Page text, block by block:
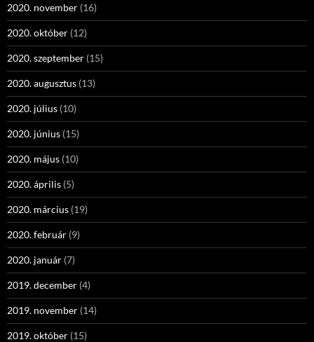
2020. november (16)
2020. október (12)
2020. szeptember (15)
2020. augusztus (13)
2020. július (10)
2020. június (15)
2020. május (10)
2020. április (5)
2020. március (19)
2020. február (9)
2020. január (7)
2019. december (4)
2019. november (14)
2019. október (15)